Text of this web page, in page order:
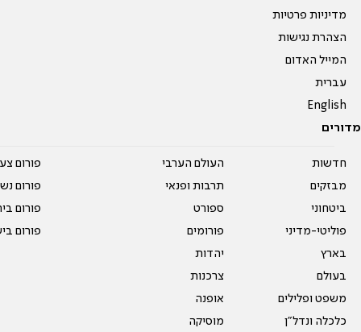
מדיניות פרטיות
הצהרת נגישות
המייל האדום
עברית
English
מדורים
חדשות
מבזקים
ביטחוני
פוליטי-מדיני
בארץ
בעולם
משפט ופלילים
כלכלה ונדל"ן
העולם הערבי
תרבות ופנאי
ספורט
פורומים
יהדות
צרכנות
אופנה
מוסיקה
פורום
פורום
פורום
פורום